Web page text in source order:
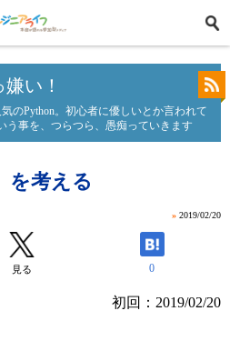
い！
のPython。初心者に優しいとか言われて
う事を、つらつら、愚痴っていきます
を考える
» 2019/02/20
見る 0
初回：2019/02/20